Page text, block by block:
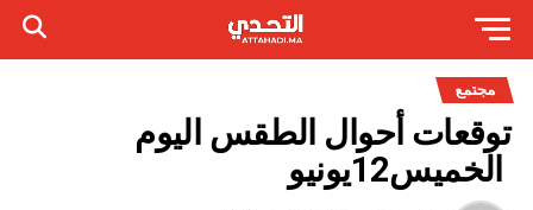
مجتمع
توقعات أحوال الطقس اليوم
الخميس12يونيو